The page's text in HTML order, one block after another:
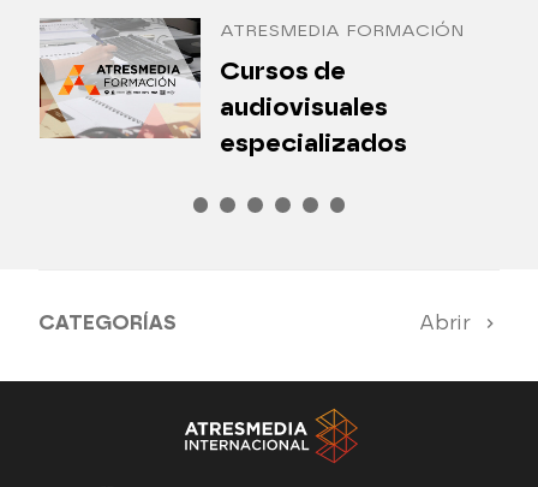
ATRESMEDIA FORMACIÓN
Cursos de
audiovisuales
especializados
CATEGORÍAS Abrir
Antena 3 Noticias El Hormiguero
Tu cara me suena Pasapalabra